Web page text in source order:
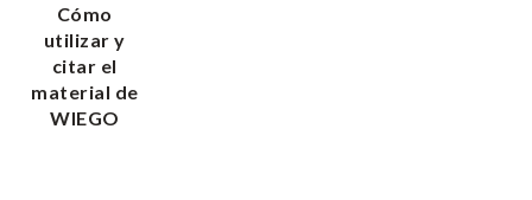
Cómo
utilizar y
citar el
material de
WIEGO